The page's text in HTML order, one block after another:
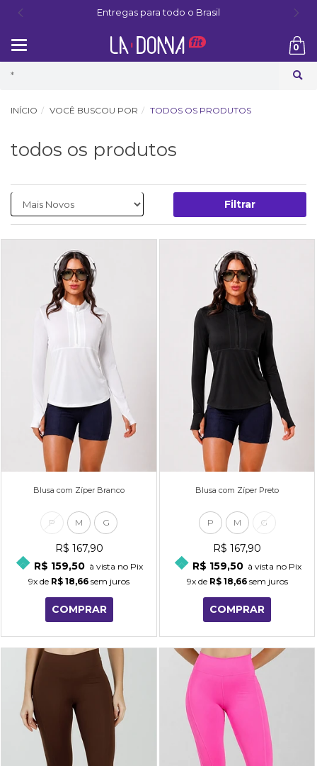
Entregas para todo o Brasil
navegação
0
INÍCIO VOCÊ BUSCOU POR TODOS OS PRODUTOS
todos os produtos
Filtrar
Blusa com Zíper Branco
P M G
R$ 167,90
R$ 159,50 à vista no Pix
9x de R$ 18,66 sem juros
COMPRAR
Blusa com Zíper Preto
P M G
R$ 167,90
R$ 159,50 à vista no Pix
9xde R$ 18,66sem juros
COMPRAR